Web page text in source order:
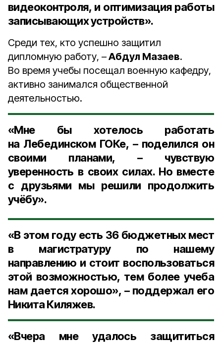
видеоконтроля, и оптимизация работы
записывающих устройств».
Среди тех, кто успешно защитил
дипломную работу, –Абдул Мазаев.
Во время учебы посещал военную кафедру,
активно занимался общественной
деятельностью.
«Мне бы хотелось работать
на Лебединском ГОКе, – поделился он
своими планами, – чувствую
уверенность в своих силах. Но вместе
с друзьями мы решили продолжить
учёбу».
«В этом году есть 36 бюджетных мест
в магистратуру по нашему
направлению и стоит воспользоваться
этой возможностью, тем более учеба
нам дается хорошо», – поддержал его
Никита Киляжев.
«Вчера мне удалось защититься